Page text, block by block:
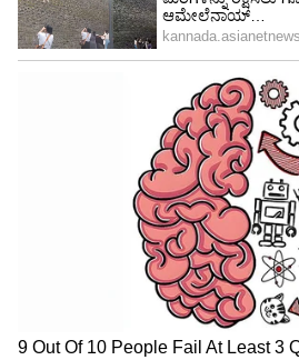
ಸುದ್ದಿಲೋಕದಲ್ಲಿ ರಾಜಕೀಯ, ದೇಶ,
ವಾಣಿಜ್ಯ, ಕ್ರೈಂ ಸುದ್ದಿಗಳಲ್ಲಿ ಆಸಕ್ತಿ.
ಜ್ಯೋತಿಷ್ಯ ರಾಶಿ ಅದೃಷ್ಟ ರಾಜ ಯೋಗ